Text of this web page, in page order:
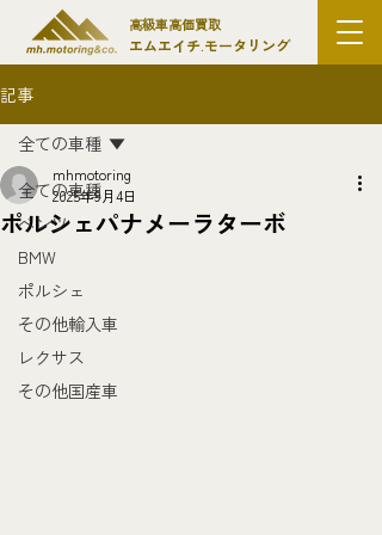
高級車高価買取
エムエイチ.モータリング
記事
全ての車種
ベンツ
BMW
ポルシェ
その他輸入車
レクサス
その他国産車
全ての車種
ポルシェパナメーラターボ
mhmotoring
2025年9月4日